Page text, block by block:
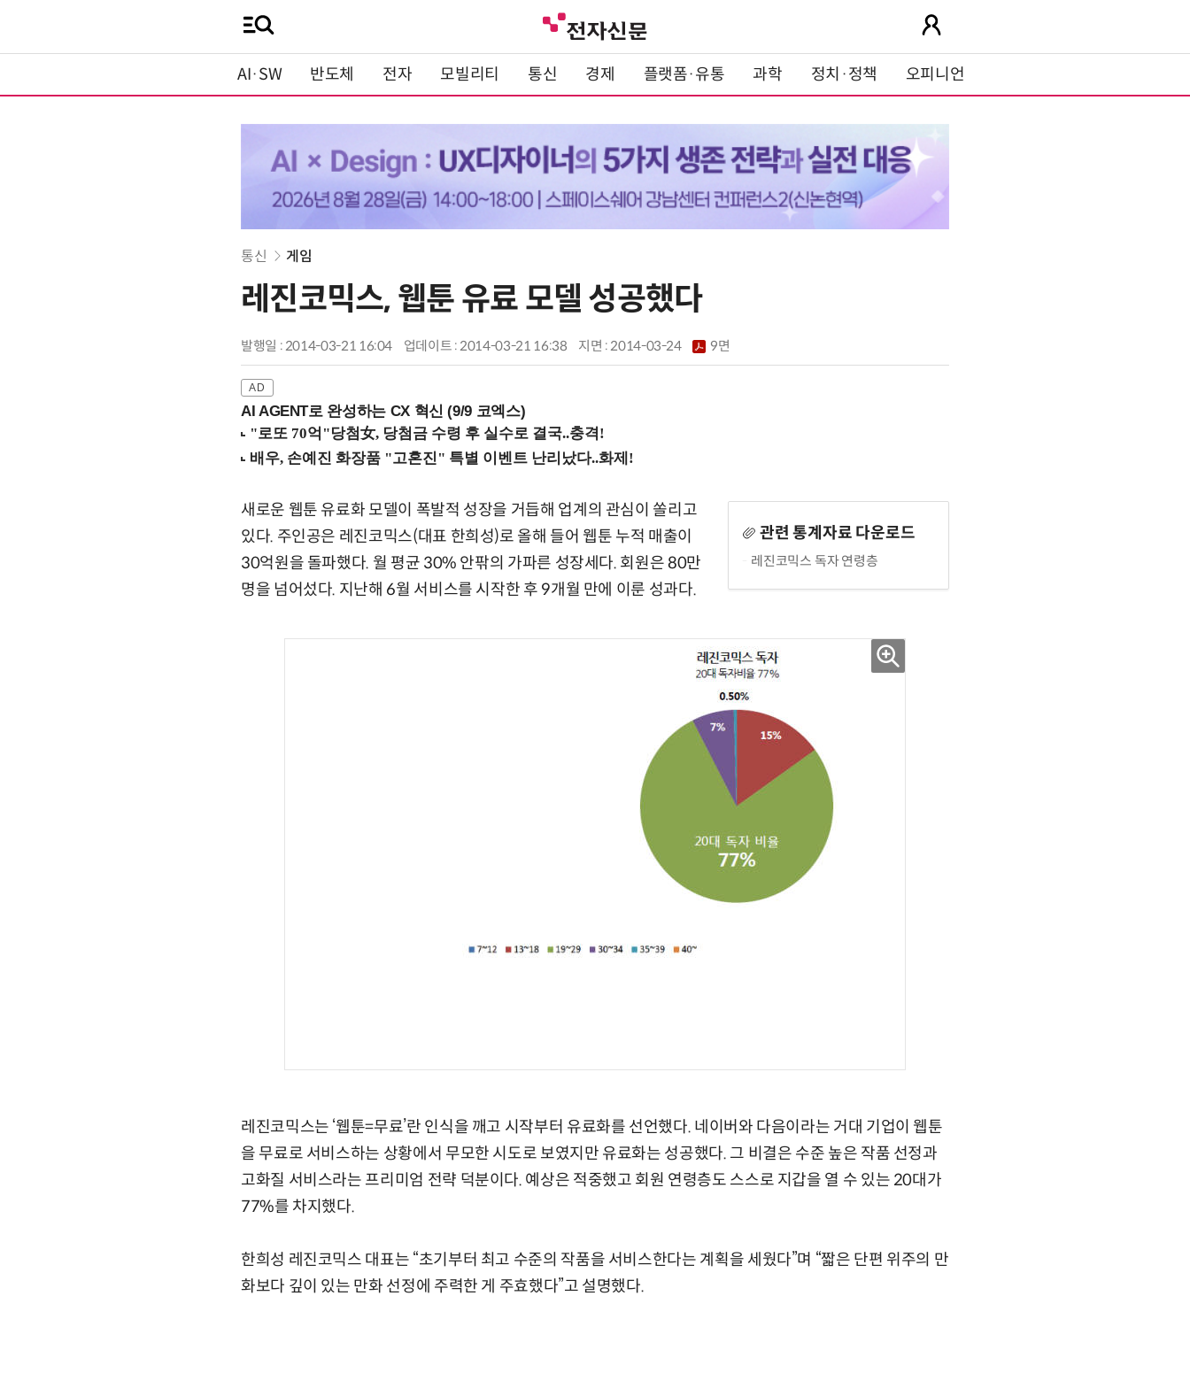
AI·SW 반도체 전자 모빌리티 통신 경제 플랫폼·유통 과학 정치·정책 오피니언
통신 게임
레진코믹스, 웹툰 유료 모델 성공했다
발행일 : 2014-03-21 16:04 업데이트 : 2014-03-21 16:38 지면 :2014-03-24 9면
AI AGENT로 완성하는 CX 혁신 (9/9 코엑스)
관련 통계자료 다운로드
레진코믹스 독자 연령층
새로운 웹툰 유료화 모델이 폭발적 성장을 거듭해 업계의 관심이 쏠리고
있다. 주인공은 레진코믹스(대표 한희성)로 올해 들어 웹툰 누적 매출이
30억원을 돌파했다. 월 평균 30% 안팎의 가파른 성장세다. 회원은 80만
명을 넘어섰다. 지난해 6월 서비스를 시작한 후 9개월 만에 이룬 성과다.
레진코믹스는 ‘웹툰=무료’란 인식을 깨고 시작부터 유료화를 선언했다. 네이버와 다음이라는 거대 기업이 웹툰
을 무료로 서비스하는 상황에서 무모한 시도로 보였지만 유료화는 성공했다. 그 비결은 수준 높은 작품 선정과
고화질 서비스라는 프리미엄 전략 덕분이다. 예상은 적중했고 회원 연령층도 스스로 지갑을 열 수 있는 20대가
77%를 차지했다.
한희성 레진코믹스 대표는 “초기부터 최고 수준의 작품을 서비스한다는 계획을 세웠다”며 “짧은 단편 위주의 만
화보다 깊이 있는 만화 선정에 주력한 게 주효했다”고 설명했다.